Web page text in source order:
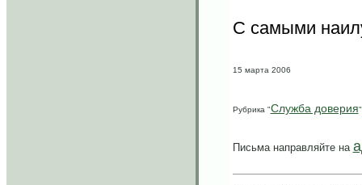
С самыми
15 марта 2006
Рубрика "Служба доверия"
Письма направляйте на